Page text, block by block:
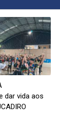
dar vida aos